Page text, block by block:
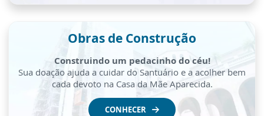
Obras de Construção
Construindo um pedacinho do céu!
Sua doação ajuda a cuidar do Santuário e a acolher bem
cada devoto na Casa da Mãe Aparecida.
CONHECER